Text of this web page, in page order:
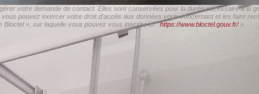
votre demande de contact. Elles sont conservées pour la durée nécessaire à la
pouvez exercer votre droit d'accès aux données vous concernant et les faire
Bloctel », sur laquelle vous pouvez vous inscrire ici :https://www.bloctel.gouv.fr/»